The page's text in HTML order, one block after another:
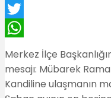
Facebook
Twitter
WhatsApp
Merkez İlçe
mesajı: Mübarek
Kandiline ulaşmanın